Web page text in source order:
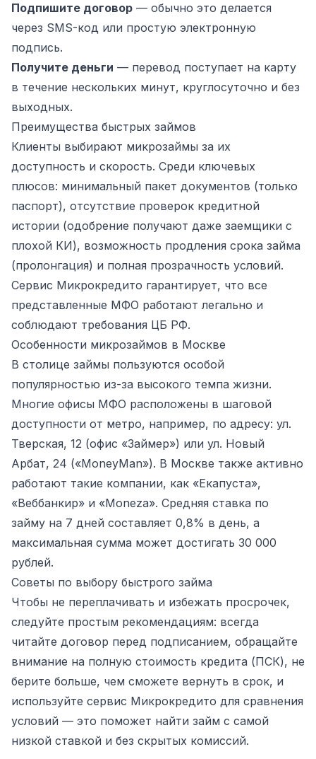
Подпишите договор — обычно это делается
через SMS-код или простую электронную
подпись.
Получите деньги — перевод поступает на карту
в течение нескольких минут, круглосуточно и без
выходных.
Преимущества быстрых займов
Клиенты выбирают микрозаймы за их
доступность и скорость. Среди ключевых
плюсов: минимальный пакет документов (только
паспорт), отсутствие проверок кредитной
истории (одобрение получают даже заемщики с
плохой КИ), возможность продления срока займа
(пролонгация) и полная прозрачность условий.
Сервис Микрокредито гарантирует, что все
представленные МФО работают легально и
соблюдают требования ЦБ РФ.
Особенности микрозаймов в Москве
В столице займы пользуются особой
популярностью из-за высокого темпа жизни.
Многие офисы МФО расположены в шаговой
доступности от метро, например, по адресу: ул.
Тверская, 12 (офис «Займер») или ул. Новый
Арбат, 24 («MoneyMan»). В Москве также активно
работают такие компании, как «Екапуста»,
«Веббанкир» и «Moneza». Средняя ставка по
займу на 7 дней составляет 0,8% в день, а
максимальная сумма может достигать 30 000
рублей.
Советы по выбору быстрого займа
Чтобы не переплачивать и избежать просрочек,
следуйте простым рекомендациям: всегда
читайте договор перед подписанием, обращайте
внимание на полную стоимость кредита (ПСК), не
берите больше, чем сможете вернуть в срок, и
используйте сервис Микрокредито для сравнения
условий — это поможет найти займ с самой
низкой ставкой и без скрытых комиссий.